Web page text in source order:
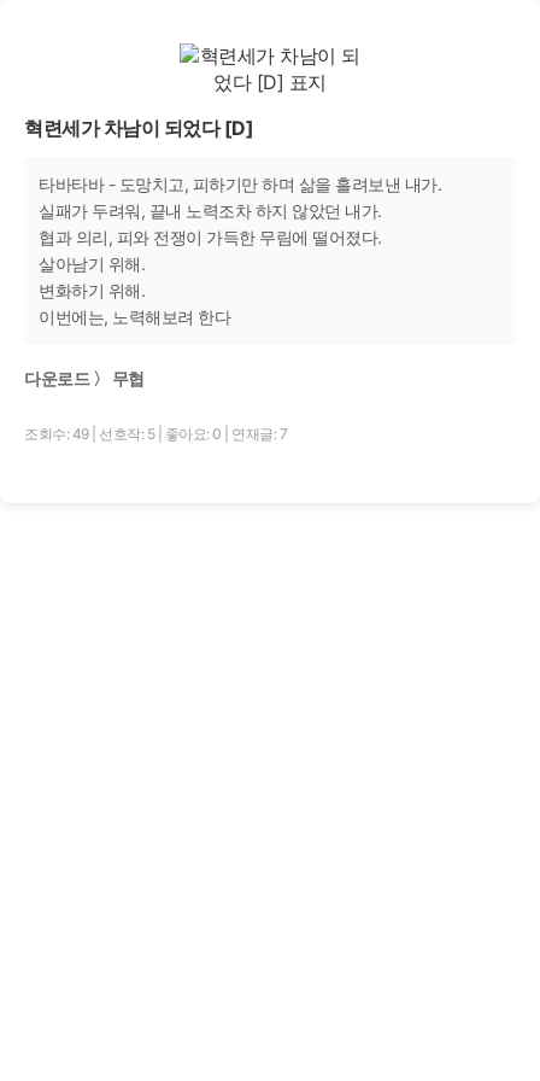
혁련세가 차남이 되었다 [D]
타바타바 - 도망치고, 피하기만 하며 삶을 흘려보낸 내가.
실패가 두려워, 끝내 노력조차 하지 않았던 내가.
협과 의리, 피와 전쟁이 가득한 무림에 떨어졌다.
살아남기 위해.
변화하기 위해.
이번에는, 노력해보려 한다
다운로드 〉 무협
조회수: 49 선호작: 5 좋아요: 0 연재글: 7